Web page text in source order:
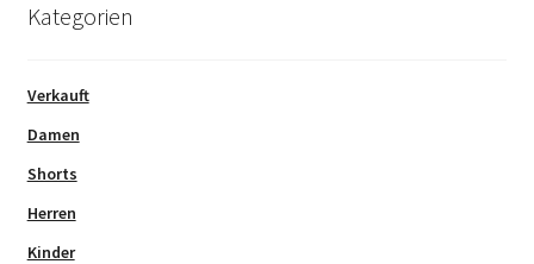
Kategorien
Verkauft
Damen
Shorts
Herren
Kinder